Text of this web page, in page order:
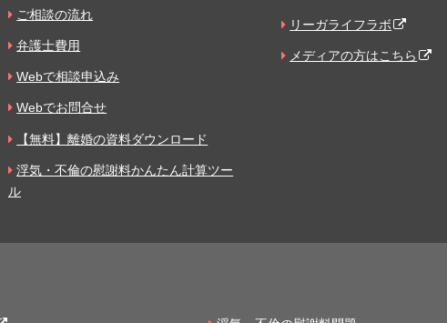
ご相談の流れ
弁護士費用
Webで相談申込み
Webでお問合せ
【無料】離婚の資料ダウンロード
浮気・不倫の慰謝料かんたん計算ツー
ル
リーガライフラボ
メディアの方はこちら